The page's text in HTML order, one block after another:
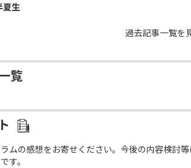
夏生
過去記事一覧を
覧
ムの感想をお寄せください。今後の内容検討等
す。